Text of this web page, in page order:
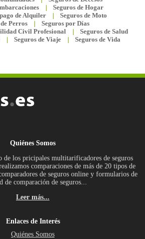
Seguros de Hogar
de Alquiler
Seguros de Moto
Perros
Seguros por Días
Civil Profesional
Seguros de Salud
Seguros de Viaje Seguros de Vida
Quiénes Somos
de los pricipales multitarificadores de seguros
comparaciones de más de 20 tipos de
de seguros online y formularios de
de comparación de seguros...
Leer más...
Enlaces de Interés
Quiénes Somos